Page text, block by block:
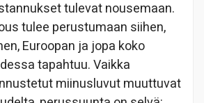
tulevat nousemaan.
tulee perustumaan siihen,
Euroopan ja jopa koko
tapahtuu. Vaikka
miinusluvut muuttuvat